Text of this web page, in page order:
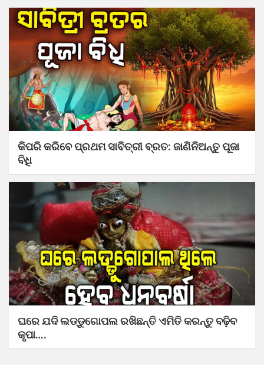
କିପରି କରିବେ ପ୍ରଥମ ସାବିତ୍ରୀ ବ୍ରତ: ଜାଣିନିଅନ୍ତୁ ପୂଜା
ବିଧି
ଘରେ ଯଦି ଲଡ୍ଡୁଗୋପଲ ରଖିଛନ୍ତି ଏମିତି କରନ୍ତୁ ବଢ଼ିବ
କୃପା….